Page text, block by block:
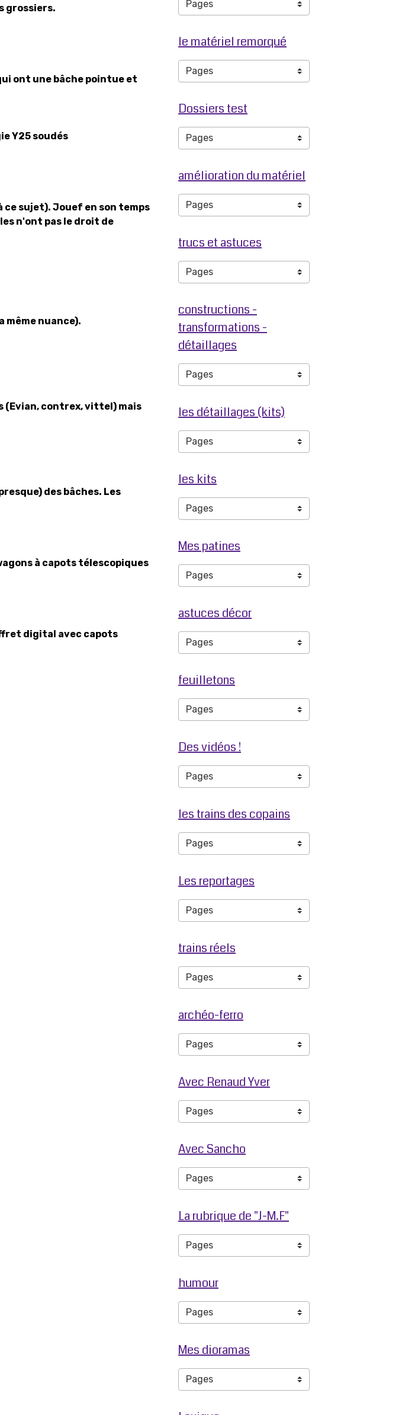
grossiers.
ont une bâche pointue et
Y25 soudés
sujet). Jouef en son temps
n'ont pas le droit de
même nuance).
(Evian, contrex, vittel) mais
des bâches. Les
à capots télescopiques
digital avec capots
le matériel remorqué
Dossiers test
amélioration du matériel
trucs et astuces
constructions -
transformations -
détaillages
les détaillages (kits)
les kits
Mes patines
astuces décor
feuilletons
Des vidéos !
les trains des copains
Les reportages
trains réels
archéo-ferro
Avec Renaud Yver
Avec Sancho
La rubrique de "J-M.F"
humour
Mes dioramas